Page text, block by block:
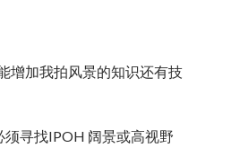
增加我拍风景的知识还有技
寻找IPOH 阔景或高视野